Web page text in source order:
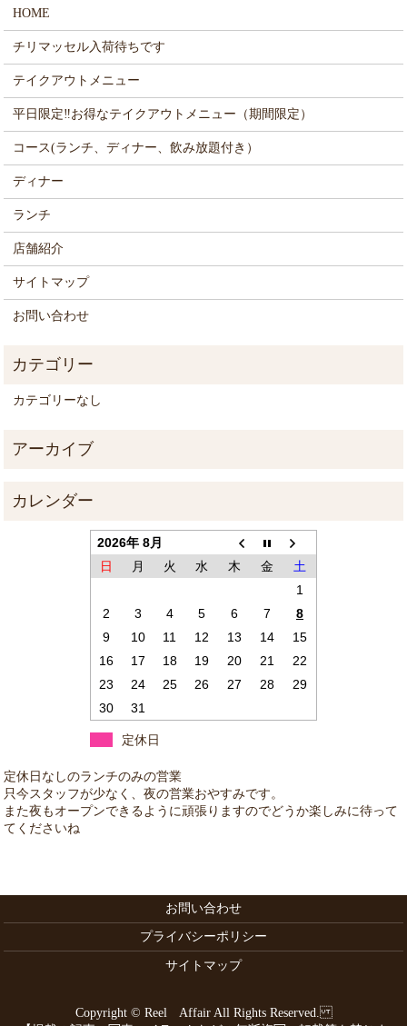
HOME
チリマッセル入荷待ちです
テイクアウトメニュー
平日限定‼お得なテイクアウトメニュー（期間限定）
コース(ランチ、ディナー、飲み放題付き）
ディナー
ランチ
店舗紹介
サイトマップ
お問い合わせ
カテゴリーなし
2026年 8月
日
月 火 水 木 金
土
1
2
3 4 5 6 7
8
9
10 11 12 13 14
15
16
17 18 19 20 21
22
23
24 25 26 27 28
29
30
31
定休日
お問い合わせ
プライバシーポリシー
サイトマップ
Copyright © Reel Affair All Rights Reserved.